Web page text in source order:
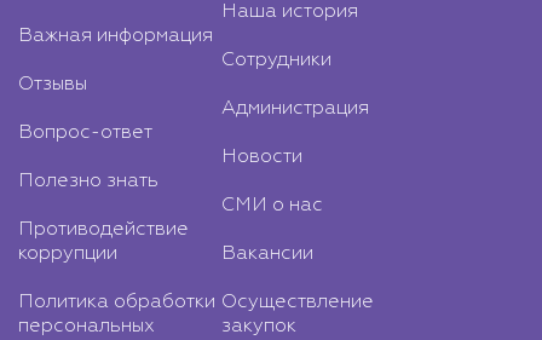
Важная информация
Отзывы
Вопрос-ответ
Полезно знать
Противодействие
коррупции
Политика обработки
персональных
Наша история
Сотрудники
Администрация
Новости
СМИ о нас
Вакансии
Осуществление
закупок